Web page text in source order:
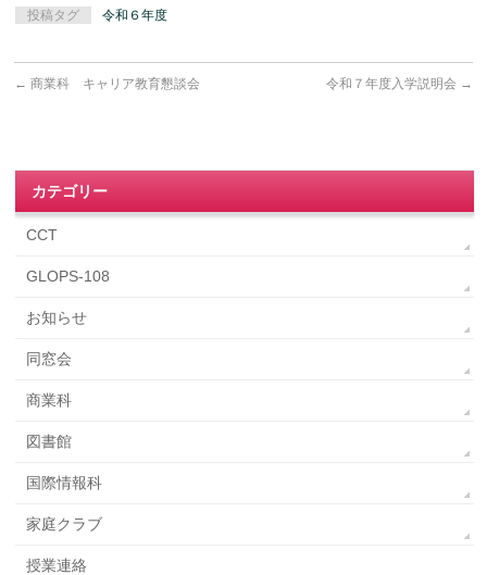
投稿タグ 令和６年度
← 商業科 キャリア教育懇談会 令和７年度入学説明会 →
カテゴリー
CCT
GLOPS-108
お知らせ
同窓会
商業科
図書館
国際情報科
家庭クラブ
授業連絡